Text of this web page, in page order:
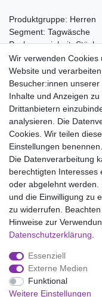
Produktgruppe: Herren
Segment: Tagwäsche
Packungseinheit: Stück
Material:
100% Baumwolle
Wir
Impressum
Widerrufs­recht
Wir verwenden
Website und
Besucher:innen
Inhalte und Anzeigen
Drittanbietern
analysieren. Die
Cookies. Wir teilen
Einstellungen benennen.
Die Datenverarbeitung
berechtigten Interesses
oder abgelehnt werden.
und die Einwilligung zu
zu widerrufen.
Hinweise zur
Daten­schutz­erklärung
Essenziell
Externe Medien
Funktional
Weitere Einstellungen